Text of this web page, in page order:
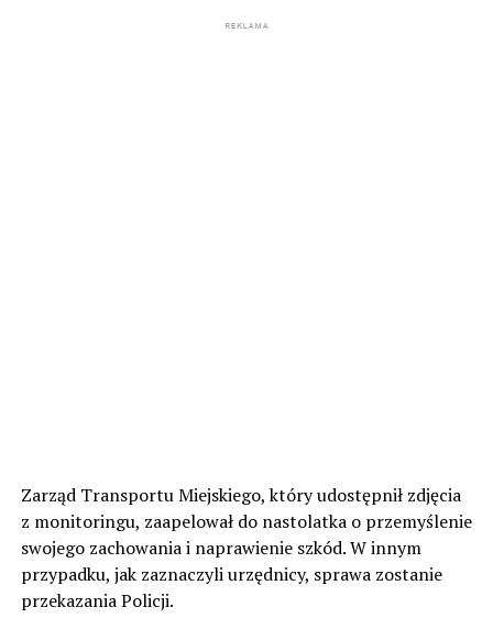
Zarząd Transportu Miejskiego, który udostępnił zdjęcia
z monitoringu, zaapelował do nastolatka o przemyślenie
swojego zachowania i naprawienie szkód. W innym
przypadku, jak zaznaczyli urzędnicy, sprawa zostanie
przekazania Policji.